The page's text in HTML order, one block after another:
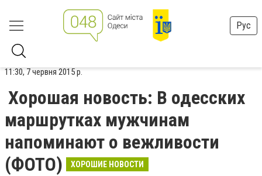
Рус
11:30, 7 червня 2015 р.
Хорошая новость: В одесских
маршрутках мужчинам
напоминают о вежливости
(ФОТО)
ХОРОШИЕ НОВОСТИ